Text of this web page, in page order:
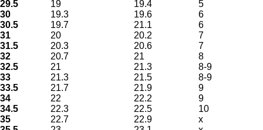
29.5
19 19.4
5
30
19.3 19.6
6
30.5
19.7 21.1
6
31
20 20.2
7
31.5
20.3 20.6
7
32
20.7 21
8
32.5
21 21.3
8-9
33
21.3 21.5
8-9
33.5
21.7 21.9
9
34
22 22.2
9
34.5
22.3 22.5
10
35
22.7 22.9
x